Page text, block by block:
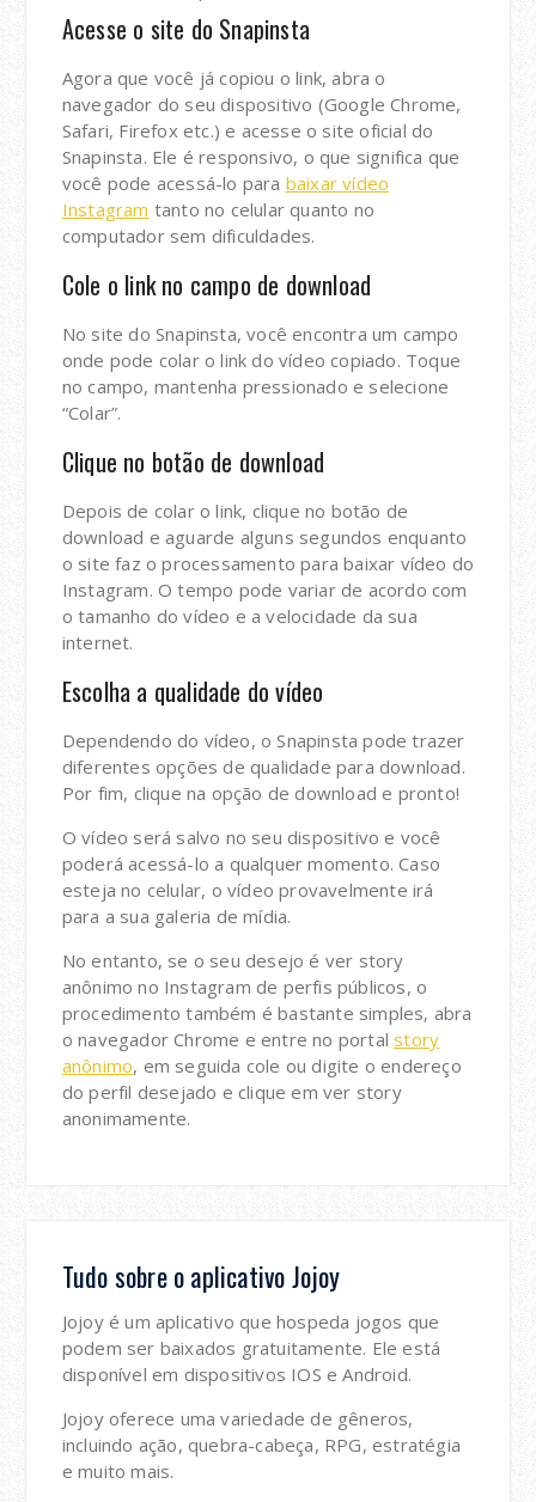
Acesse o site do Snapinsta
Agora que você já copiou o link, abra o
navegador do seu dispositivo (Google Chrome,
Safari, Firefox etc.) e acesse o site oficial do
Snapinsta. Ele é responsivo, o que significa que
você pode acessá-lo para baixar vídeo
Instagram tanto no celular quanto no
computador sem dificuldades.
Cole o link no campo de download
No site do Snapinsta, você encontra um campo
onde pode colar o link do vídeo copiado. Toque
no campo, mantenha pressionado e selecione
“Colar”.
Clique no botão de download
Depois de colar o link, clique no botão de
download e aguarde alguns segundos enquanto
o site faz o processamento para baixar vídeo do
Instagram. O tempo pode variar de acordo com
o tamanho do vídeo e a velocidade da sua
internet.
Escolha a qualidade do vídeo
Dependendo do vídeo, o Snapinsta pode trazer
diferentes opções de qualidade para download.
Por fim, clique na opção de download e pronto!
O vídeo será salvo no seu dispositivo e você
poderá acessá-lo a qualquer momento. Caso
esteja no celular, o vídeo provavelmente irá
para a sua galeria de mídia.
No entanto, se o seu desejo é ver story
anônimo no Instagram de perfis públicos, o
procedimento também é bastante simples, abra
o navegador Chrome e entre no portalstory
anônimo, em seguida cole ou digite o endereço
do perfil desejado e clique em ver story
anonimamente.
Tudo sobre o aplicativo Jojoy
Jojoy é um aplicativo que hospeda jogos que
podem ser baixados gratuitamente. Ele está
disponível em dispositivos IOS e Android.
Jojoy oferece uma variedade de gêneros,
incluindo ação, quebra-cabeça, RPG, estratégia
e muito mais.